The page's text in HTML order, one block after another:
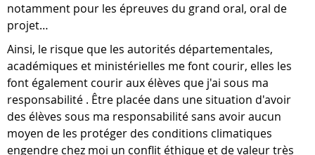
notamment pour les épreuves du grand oral, oral de
projet…
Ainsi, le risque que les autorités départementales,
académiques et ministérielles me font courir, elles les
font également courir aux élèves que j'ai sous ma
responsabilité . Être placée dans une situation d'avoir
des élèves sous ma responsabilité sans avoir aucun
moyen de les protéger des conditions climatiques
engendre chez moi un conflit éthique et de valeur très